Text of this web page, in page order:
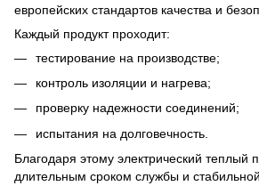
европейских стандартов качества и
Каждый продукт проходит:
тестирование на производстве;
контроль изоляции и нагрева;
проверку надежности соединений;
испытания на долговечность.
Благодаря этому электрический теплый
длительным сроком службы и